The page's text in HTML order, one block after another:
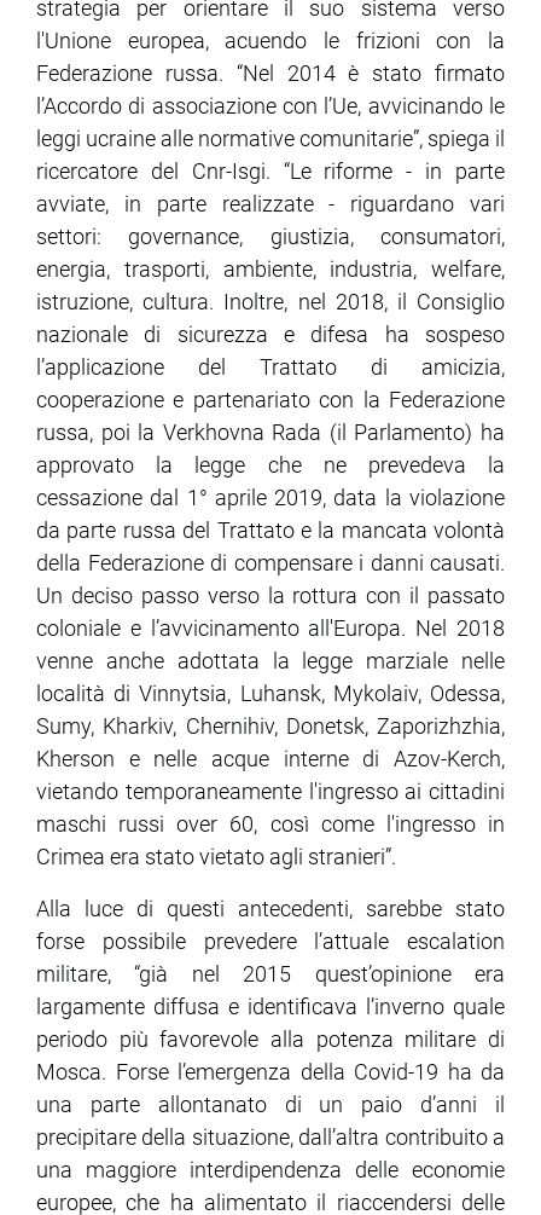
strategia per orientare il suo sistema verso
l'Unione europea, acuendo le frizioni con la
Federazione russa. “Nel 2014 è stato firmato
l’Accordo di associazione con l’Ue, avvicinando le
leggi ucraine alle normative comunitarie”, spiega il
ricercatore del Cnr-Isgi. “Le riforme - in parte
avviate, in parte realizzate - riguardano vari
settori: governance, giustizia, consumatori,
energia, trasporti, ambiente, industria, welfare,
istruzione, cultura. Inoltre, nel 2018, il Consiglio
nazionale di sicurezza e difesa ha sospeso
l’applicazione del Trattato di amicizia,
cooperazione e partenariato con la Federazione
russa, poi la Verkhovna Rada (il Parlamento) ha
approvato la legge che ne prevedeva la
cessazione dal 1° aprile 2019, data la violazione
da parte russa del Trattato e la mancata volontà
della Federazione di compensare i danni causati.
Un deciso passo verso la rottura con il passato
coloniale e l’avvicinamento all'Europa. Nel 2018
venne anche adottata la legge marziale nelle
località di Vinnytsia, Luhansk, Mykolaiv, Odessa,
Sumy, Kharkiv, Chernihiv, Donetsk, Zaporizhzhia,
Kherson e nelle acque interne di Azov-Kerch,
vietando temporaneamente l'ingresso ai cittadini
maschi russi over 60, così come l'ingresso in
Crimea era stato vietato agli stranieri”.
Alla luce di questi antecedenti, sarebbe stato
forse possibile prevedere l’attuale escalation
militare, “già nel 2015 quest’opinione era
largamente diffusa e identificava l’inverno quale
periodo più favorevole alla potenza militare di
Mosca. Forse l’emergenza della Covid-19 ha da
una parte allontanato di un paio d’anni il
precipitare della situazione, dall’altra contribuito a
una maggiore interdipendenza delle economie
europee, che ha alimentato il riaccendersi delle